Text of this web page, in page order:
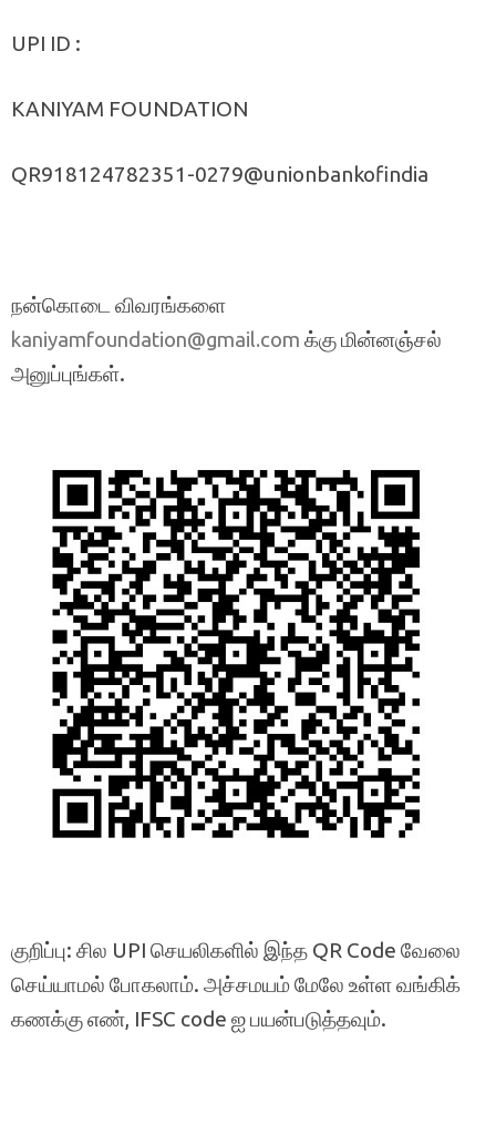
UPI ID :
KANIYAM FOUNDATION
QR918124782351-0279@unionbankofindia
நன்கொடை விவரங்களை
kaniyamfoundation@gmail.com க்கு மின்னஞ்சல்
அனுப்புங்கள்.
குறிப்பு: சில UPI செயலிகளில் இந்த QR Code வேலை
செய்யாமல் போகலாம். அச்சமயம் மேலே உள்ள வங்கிக்
கணக்கு எண், IFSC code ஐ பயன்படுத்தவும்.